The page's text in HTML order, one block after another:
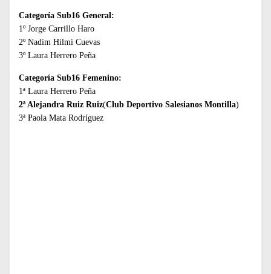
Categoría Sub16 General:
1º Jorge Carrillo Haro
2º Nadim Hilmi Cuevas
3º Laura Herrero Peña
Categoría Sub16 Femenino:
1ª Laura Herrero Peña
2ª Alejandra Ruiz Ruiz(Club Deportivo Salesianos Montilla)
3ª Paola Mata Rodríguez